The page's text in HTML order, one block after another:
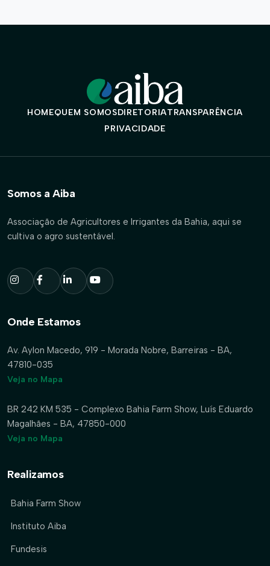
HOMEQUEM SOMOSDIRETORIATRANSPARÊNCIA
PRIVACIDADE
Somos a Aiba
Associação de Agricultores e Irrigantes da Bahia, aqui se
cultiva o agro sustentável.
Onde Estamos
Av. Aylon Macedo, 919 - Morada Nobre, Barreiras - BA,
47810-035
Veja no Mapa
BR 242 KM 535 - Complexo Bahia Farm Show, Luís Eduardo
Magalhães - BA, 47850-000
Veja no Mapa
Realizamos
Bahia Farm Show
Instituto Aiba
Fundesis